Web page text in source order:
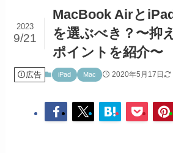
MacBook Airと
を選ぶべき？〜抑
ポイントを紹介〜
2023
9/21
広告 iPad Mac 2020年5月17日